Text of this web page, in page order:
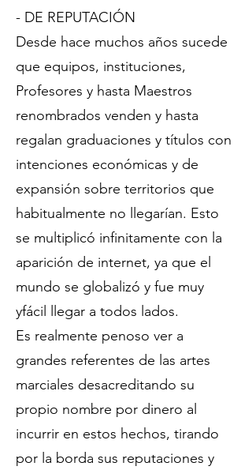
- DE REPUTACIÓN
Desde hace muchos años sucede
que equipos, instituciones,
Profesores y hasta Maestros
renombrados venden y hasta
regalan graduaciones y títulos con
intenciones económicas y de
expansión sobre territorios que
habitualmente no llegarían. Esto
se multiplicó infinitamente con la
aparición de internet, ya que el
mundo se globalizó y fue muy
yfácil llegar a todos lados.
Es realmente penoso ver a
grandes referentes de las artes
marciales desacreditando su
propio nombre por dinero al
incurrir en estos hechos, tirando
por la borda sus reputaciones y